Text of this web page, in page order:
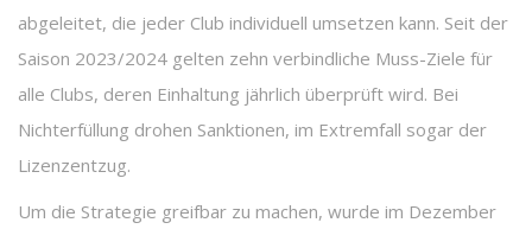
abgeleitet, die jeder Club individuell umsetzen kann. Seit der
Saison 2023/2024 gelten zehn verbindliche Muss-Ziele für
alle Clubs, deren Einhaltung jährlich überprüft wird. Bei
Nichterfüllung drohen Sanktionen, im Extremfall sogar der
Lizenzentzug.
Um die Strategie greifbar zu machen, wurde im Dezember